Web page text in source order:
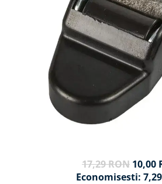
17,29 RON 10,00
Economisesti: 7,29